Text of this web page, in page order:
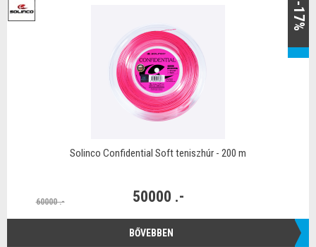
-17%
Solinco Confidential Soft teniszhúr - 200 m
60000 .- 50000 .-
BŐVEBBEN